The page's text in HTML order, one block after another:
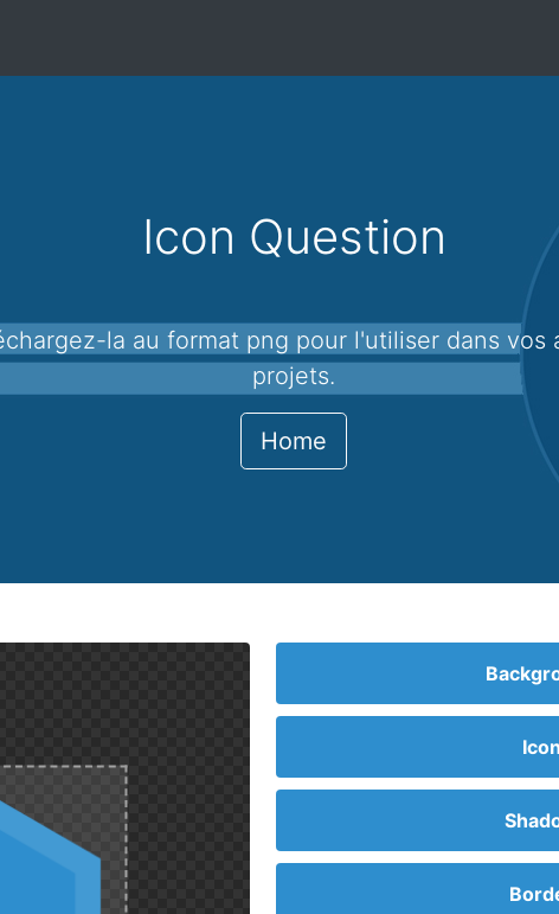
Icon Question
projets.
Home